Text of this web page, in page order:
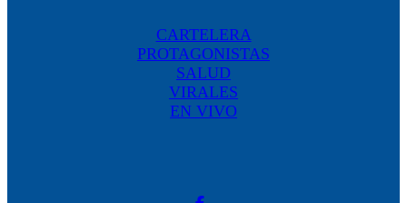
CARTELERA
PROTAGONISTAS
SALUD
VIRALES
EN VIVO